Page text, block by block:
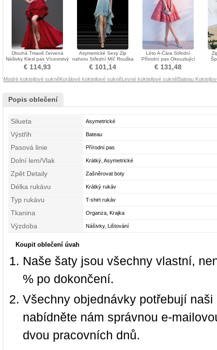
Dlouhá Tmavě červená
Nášivky Klesl pas Vícevrstvý
Koktejlové šaty
€ 114,93
Asymetrické Sexy Zip
nahoru Střední Míč Rouška
Koktejlové šaty
€ 101,14
Léto A-Čára Střední
Přírodní pas Okouzlující
Koktejlové šaty
€ 131,48
Modré koktejlové sukněKorálové koktejlové sukněLevné koktejlové sukněBateau
Popis oblečení
Silueta Asymetrické
Výstřih Bateau
Pasová linie Přírodní pas
Dolní lem/Vlak Krátký, Asymetrické
Zpět Detaily Zašněrovat boty
Délka rukávu Krátký rukáv
Typ rukávu T-shirt rukáv
Tkanina Organza, Krajka
Výzdoba Nášivky, Lištování
Koupit oblečení úvah
Naše šaty jsou všechny vlastní,
% po dokončení.
Všechny objednávky potřebují
nabídněte nám správnou e-
dvou pracovních dnů.